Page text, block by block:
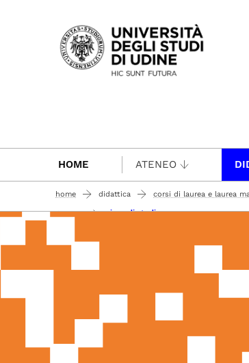
Passa al contenuto principale
HOME ATENEO
home didattica corsi di laurea e laurea
il corso piano di studio